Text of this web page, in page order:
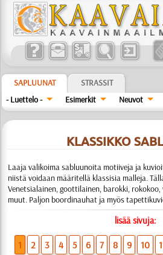
SAPLUUNAT
STRASSIT
- Luettelo -
Esimerkit Neuvot
KLASSIKKO
Laaja valikoima sabluunoita motiiveja ja
niistä voidaan määritellä klassisia malleja.
Venetsialainen, goottilainen, barokki,
muut. Paljon boordinauhat ja myös
lisää sivuja:
1 2 3 4 5 6 7 8 9 10